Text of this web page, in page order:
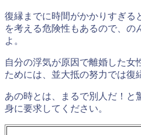
復縁までに時間がかかりすぎる
を考える危険性もあるので、の
よ。
自分の浮気が原因で離婚した女
ためには、並大抵の努力では復
あの時とは、まるで別人だ！と
身に要求してください。